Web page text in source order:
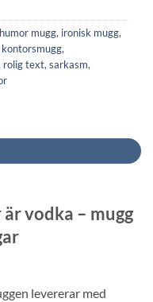
humor mugg, ironisk mugg,
kontorsmugg,
rolig text, sarkasm,
vodka – mugg
levererar med